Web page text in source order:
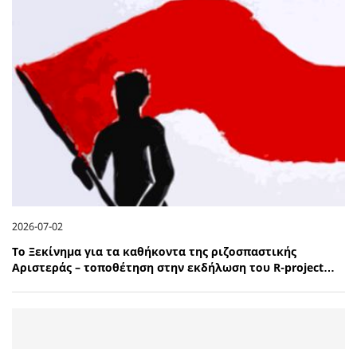
2026-07-02
Το Ξεκίνημα για τα καθήκοντα της ριζοσπαστικής
Αριστεράς – τοποθέτηση στην εκδήλωση του R-project…